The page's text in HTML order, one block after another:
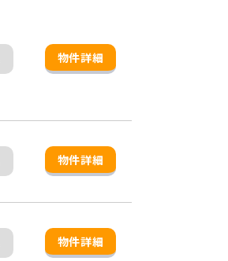
物件詳細
物件詳細
物件詳細